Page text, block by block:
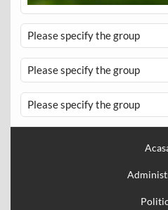
Please specify the group
Please specify the group
Please specify the group